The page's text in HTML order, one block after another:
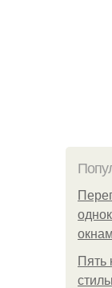
Пять